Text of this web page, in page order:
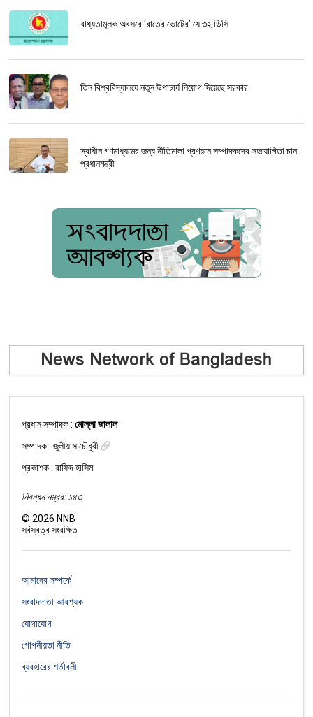
বাধ্যতামূলক অবসরে ‘রাতের ভোটের’ যে ৩২ ডিসি
তিন বিশ্ববিদ্যালয়ে নতুন উপাচার্য নিয়োগ দিয়েছে সরকার
স্বাধীন গণমাধ্যমের জন্য নীতিমালা প্রণয়নে সম্পাদকদের সহযোগিতা চান
প্রধানমন্ত্রী
প্রধান সম্পাদক :মোল্লা জালাল
সম্পাদক :জুলীয়াস চৌধুরী
প্রকাশক : রাফিদ হাসিম
নিবন্ধন নম্বর: ১৪৩
©2026 NNB
সর্বস্বত্ব সংরক্ষিত
আমাদের সম্পর্কে
সংবাদদাতা আবশ্যক
যোগাযোগ
গোপনীয়তা নীতি
ব্যবহারের শর্তাবলী